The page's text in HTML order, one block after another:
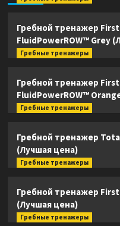
Гребной тренажер
FluidPowerROW™ Grey
Гребные тренажеры
Гребной тренажер
FluidPowerROW™
Гребные тренажеры
Гребной тренажер
(Лучшая цена)
Гребные тренажеры
Гребной тренажер
(Лучшая цена)
Гребные тренажеры